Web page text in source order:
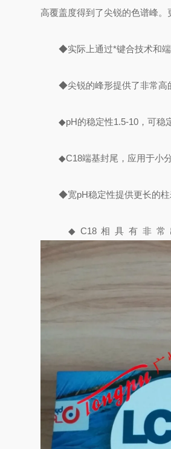
高覆盖度得到了尖锐的色谱峰。
◆实际上通过*键合技术和端
◆尖锐的峰形提供了非常高
◆pH的稳定性1.5-10，可稳
◆C18端基封尾，应用于小
◆宽pH稳定性提供更长的柱
◆C18相具有非常出